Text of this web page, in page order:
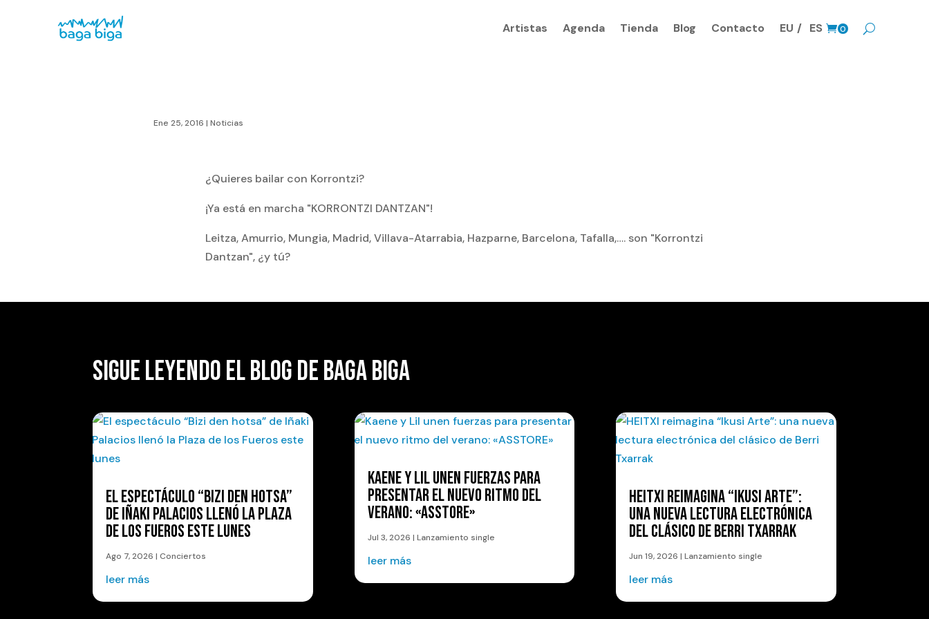
Artistas Agenda Tienda Blog Contacto EU ES
0
Ene 25, 2016 | Noticias
¿Quieres bailar con Korrontzi?
¡Ya está en marcha "KORRONTZI DANTZAN"!
Leitza, Amurrio, Mungia, Madrid, Villava-Atarrabia, Hazparne, Barcelona, Tafalla,…. son "Korrontzi
Dantzan", ¿y tú?
SIGUE LEYENDO EL BLOG DE BAGA BIGA
EL ESPECTÁCULO “BIZI DEN HOTSA”
DE IÑAKI PALACIOS LLENÓ LA PLAZA
DE LOS FUEROS ESTE LUNES
Ago 7, 2026 |Conciertos
leer más
KAENE Y LIL UNEN FUERZAS PARA
PRESENTAR EL NUEVO RITMO DEL
VERANO: «ASSTORE»
Jul 3, 2026 | Lanzamiento single
leer más
HEITXI REIMAGINA “IKUSI ARTE”:
UNA NUEVA LECTURA ELECTRÓNICA
DEL CLÁSICO DE BERRI TXARRAK
Jun 19, 2026 | Lanzamiento single
leer más